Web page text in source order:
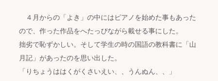
４月からの「よき」の中にはピアノを始めた事もあった
ので、作った作品をへたっぴながら載せる事にした。
拙劣で恥ずかしい。そして学生の時の国語の教科書に「山
月記」があったのを思い出した。
「りちょうははくがくさいえい、、うんぬん、、」